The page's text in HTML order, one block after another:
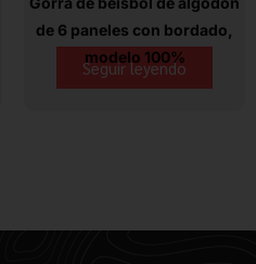
de 6 paneles con bordado,
modelo 100%
Seguir leyendo